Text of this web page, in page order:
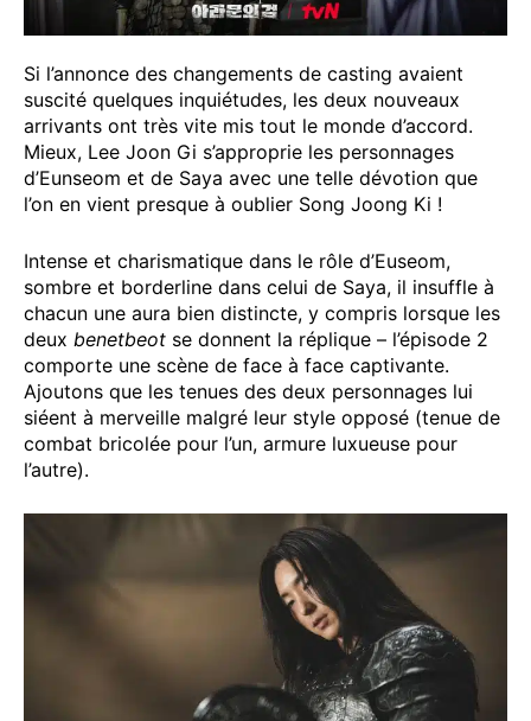
Si l’annonce des changements de casting avaient
suscité quelques inquiétudes, les deux nouveaux
arrivants ont très vite mis tout le monde d’accord.
Mieux, Lee Joon Gi s’approprie les personnages
d’Eunseom et de Saya avec une telle dévotion que
l’on en vient presque à oublier Song Joong Ki !
Intense et charismatique dans le rôle d’Euseom,
sombre et borderline dans celui de Saya, il insuffle à
chacun une aura bien distincte, y compris lorsque les
deux benetbeot se donnent la réplique – l’épisode 2
comporte une scène de face à face captivante.
Ajoutons que les tenues des deux personnages lui
siéent à merveille malgré leur style opposé (tenue de
combat bricolée pour l’un, armure luxueuse pour
l’autre).